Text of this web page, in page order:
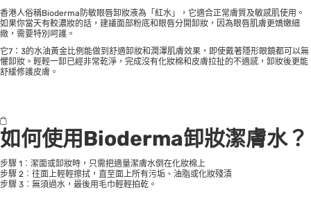
香港人俗稱Bioderma防敏眼唇卸妝液為「紅水」，它適合正常膚質及敏感肌使用。
如果你當天有較濃妝的話，建議面部粉底和眼唇分開卸妝，因為眼唇肌膚更嬌嫩細
緻，需要特別呵護。
它7：3的水油黃金比例能做到舒適卸妝和潤澤肌膚效果，即使戴著隱形眼鏡都可以無
懼卸妝。輕輕一卸已經非常乾淨，完成沒有化妝棉和皮膚拉扯的不適感，卸妝後更能
舒緩修護皮膚。
如何使用Bioderma卸妝潔膚水？
步驟 1︰潔面或卸妝時，只需把適量潔膚水倒在化妝棉上
步驟 2︰往面上輕輕擦拭，直至面上所有污垢、油脂或化妝殘漬
步驟 3︰無須過水，最後用毛巾輕輕拍乾。